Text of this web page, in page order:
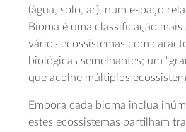
(água, solo, ar), num espaço
Bioma é uma classificação
vários ecossistemas com
biológicas semelhantes; um
que acolhe múltiplos
Embora cada bioma inclua
estes ecossistemas partilham